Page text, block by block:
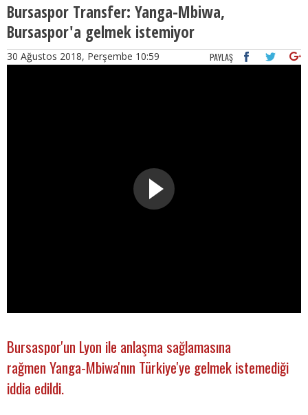
Bursaspor Transfer: Yanga-Mbiwa,
Bursaspor'a gelmek istemiyor
30 Ağustos 2018, Perşembe 10:59 PAYLAŞ
Bursaspor'un Lyon ile anlaşma sağlamasına
rağmen Yanga-Mbiwa'nın Türkiye'ye gelmek istemediği
iddia edildi.